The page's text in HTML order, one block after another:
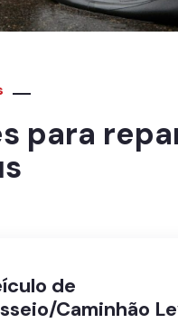
para
de
Caminhão